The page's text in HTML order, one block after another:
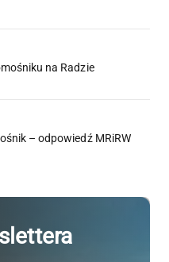
na Radzie
– odpowiedź MRiRW